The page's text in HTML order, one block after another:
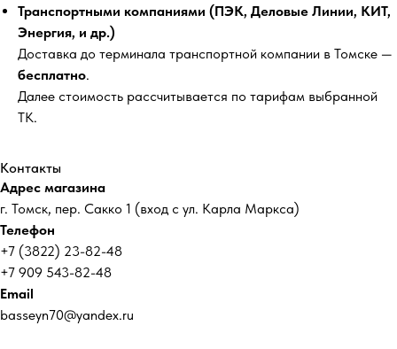
Транспортными компаниями (ПЭК, Деловые Линии, КИТ,
Энергия, и др.)
Доставка до терминала транспортной компании в Томске —
бесплатно.
Далее стоимость рассчитывается по тарифам выбранной
ТК.
Контакты
Адрес магазина
г. Томск, пер. Сакко 1 (вход с ул. Карла Маркса)
Телефон
+7 (3822) 23-82-48
+7 909 543-82-48
Email
basseyn70@yandex.ru